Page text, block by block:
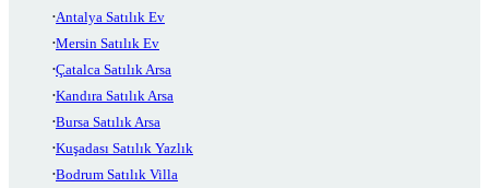
Antalya Satılık Ev
Mersin Satılık Ev
Çatalca Satılık Arsa
Kandıra Satılık Arsa
Bursa Satılık Arsa
Kuşadası Satılık Yazlık
Bodrum Satılık Villa